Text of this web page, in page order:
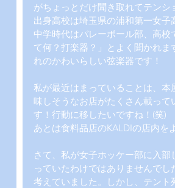
がちょっとだけ聞き取れてテンシ
出身高校は埼玉県の浦和第一女子
中学時代はバレーボール部、高
て何？打楽器？」とよく聞かれ
れのかわいらしい弦楽器です！
私が最近はまっていることは、
味しそうなお店がたくさん載って
す！行動に移したいですね！(笑)
あとは食料品店のKALDIの店内を
さて、私が女子ホッケー部に入
っていたわけではありませんで
考えていました。しかし、テン